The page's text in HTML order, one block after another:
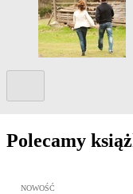
Polecamy
Przejdź do: Z
NOWOŚĆ